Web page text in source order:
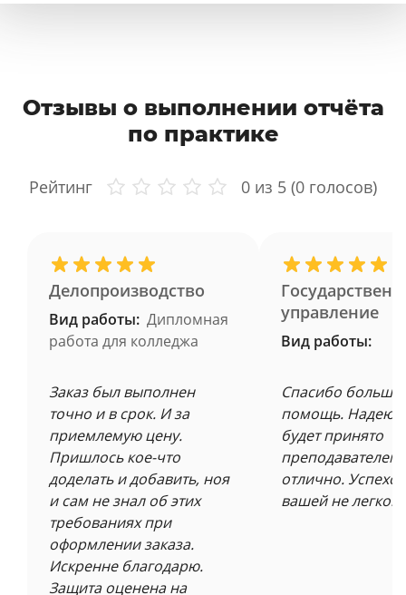
Отзывы о выполнении отчёта
по практике
Рейтинг 0 из 5 (0 голосов)
Делопроизводство
Вид работы: Дипломная
работа для колледжа
Заказ был выполнен
точно и в срок. И за
приемлемую цену.
Пришлось кое-что
доделать и добавить, ноя
и сам не знал об этих
требованиях при
оформлении заказа.
Искренне благодарю.
Защита оценена на
управление
Вид работы:
Спасибо
помощь.
будет принято
преподавателем
отлично.
вашей не легкой